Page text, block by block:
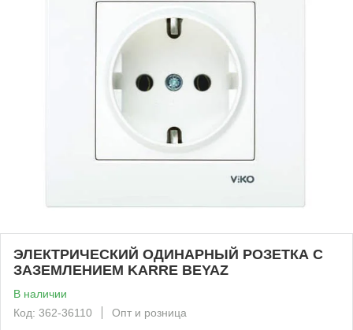
ЭЛЕКТРИЧЕСКИЙ ОДИНАРНЫЙ РОЗЕТКА С
ЗАЗЕМЛЕНИЕМ KARRE BEYAZ
В наличии
Код: 362-36110
Опт и розница